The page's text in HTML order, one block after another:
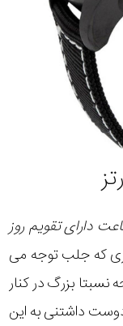
دارای تقویم روز
که جلب توجه می
بزرگ در کنار
داشتنی به این